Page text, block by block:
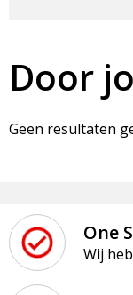
Door
Geen resultaten
One
Wij